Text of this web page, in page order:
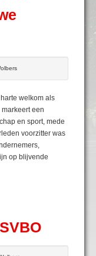
welkom als
een
en sport, mede
voorzitter was
op blijvende